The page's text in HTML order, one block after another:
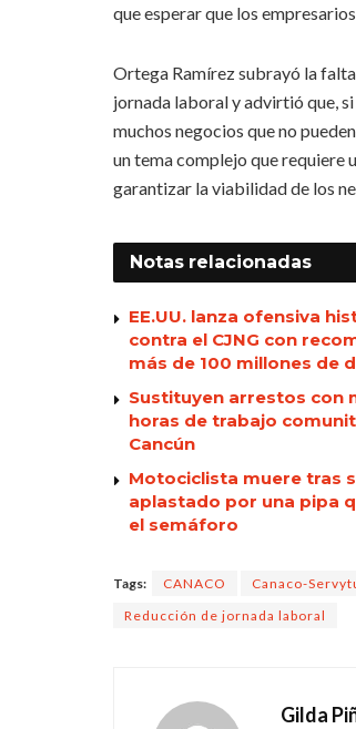
que esperar que los
Ortega Ramírez subrayó la
jornada laboral y advirtió que,
muchos negocios que no
un tema complejo que requiere
garantizar la viabilidad de los
Notas relacionadas
EE.UU. lanza ofensiva
contra el CJNG con
más de 100 millones de
Sustituyen arrestos con
horas de trabajo
Cancún
Motociclista muere tras
aplastado por una pipa
el semáforo
Tags: CANACO Canaco-
Reducción de jornada laboral
Gilda